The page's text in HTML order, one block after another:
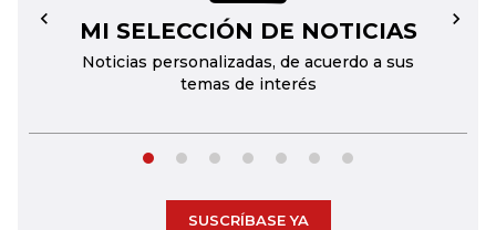
MI SELECCIÓN DE NOTICIAS
Noticias personalizadas, de acuerdo a sus
temas de interés
← →
SUSCRÍBASE YA